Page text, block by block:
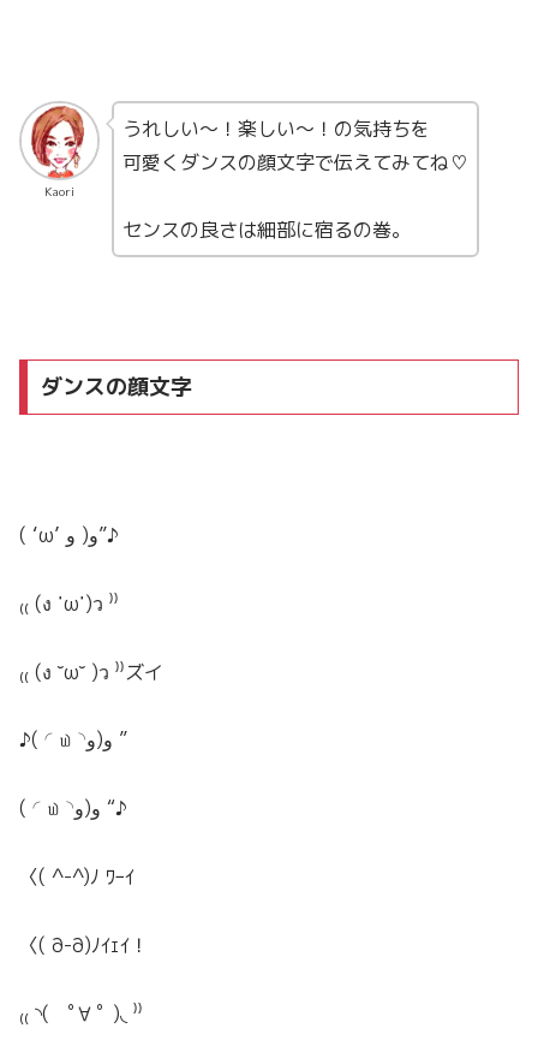
Kaori
うれしい〜！楽しい〜！の気持ちを
可愛くダンスの顔文字で伝えてみてね♡
センスの良さは細部に宿るの巻。
ダンスの顔文字
( ‘ω’ و( و”♪
₍₍ (ง ˙ω˙)ว ⁾⁾
₍₍ (ง ˘ω˘ )ว ⁾⁾ズイ
♪( ◜௰◝و(و ”
( ◜௰◝و(و “♪
〈( ^-^)ﾉ ﾜｰｲ
〈( ∂-∂)ﾉｲｪｲ！
₍₍ ◝( ﾟ∀ ﾟ )◟ ⁾⁾